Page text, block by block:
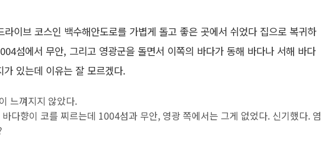
이브 코스인 백수해안도로를 가볍게 돌고 좋은 곳에서 쉬었다 집으로 복귀하
섬에서 무안, 그리고 영광군을 돌면서 이쪽의 바다가 동해 바다나 서해 바다
있는데 이유는 잘 모르겠다.
느껴지지 않았다.
다향이 코를 찌르는데 1004섬과 무안, 영광 쪽에서는 그게 없었다. 신기했다. 염